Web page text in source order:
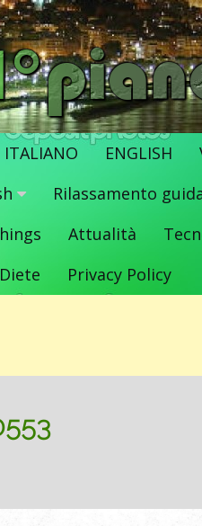
ITALIANO ENGLISH
Rilassamento
Attualità
Diete Privacy Policy